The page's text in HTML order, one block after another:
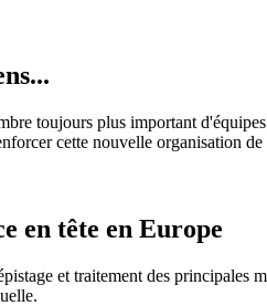
toujours plus important
cette nouvelle organisation
en tête en Europe
et traitement des